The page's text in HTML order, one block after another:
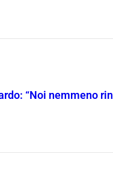
“Noi nemmeno